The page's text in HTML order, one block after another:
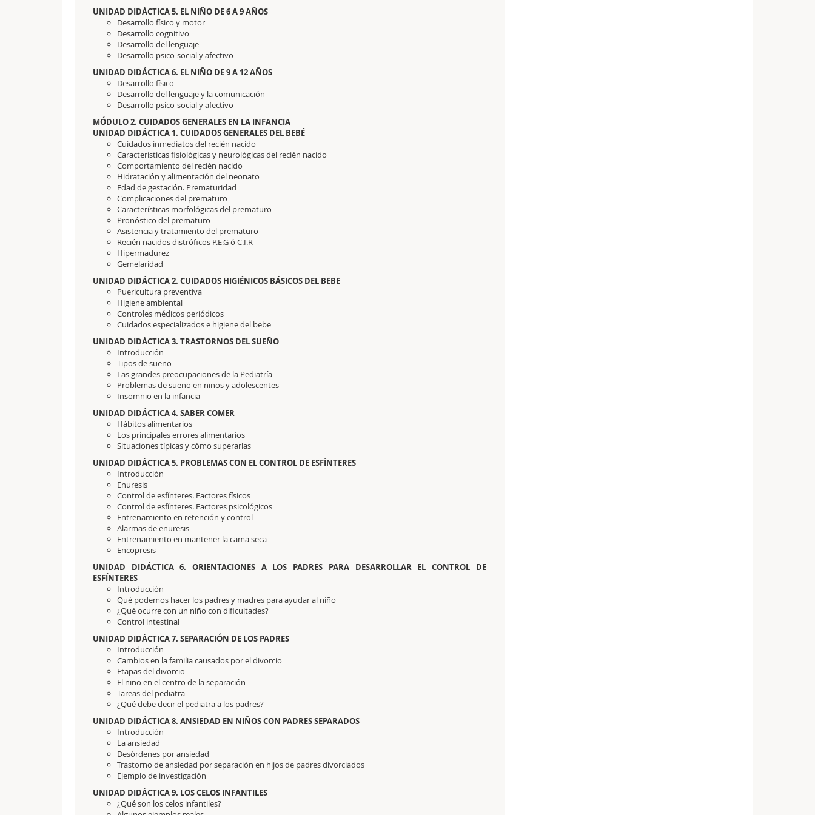
UNIDAD DIDÁCTICA 5. EL NIÑO DE 6 A 9 AÑOS
Desarrollo físico y motor
Desarrollo cognitivo
Desarrollo del lenguaje
Desarrollo psico-social y afectivo
UNIDAD DIDÁCTICA 6. EL NIÑO DE 9 A 12 AÑOS
Desarrollo físico
Desarrollo del lenguaje y la comunicación
Desarrollo psico-social y afectivo
MÓDULO 2. CUIDADOS GENERALES EN LA INFANCIA
UNIDAD DIDÁCTICA 1. CUIDADOS GENERALES DEL BEBÉ
Cuidados inmediatos del recién nacido
Características fisiológicas y neurológicas del recién nacido
Comportamiento del recién nacido
Hidratación y alimentación del neonato
Edad de gestación. Prematuridad
Complicaciones del prematuro
Características morfológicas del prematuro
Pronóstico del prematuro
Asistencia y tratamiento del prematuro
Recién nacidos distróficos P.E.G ó C.I.R
Hipermadurez
Gemelaridad
UNIDAD DIDÁCTICA 2. CUIDADOS HIGIÉNICOS BÁSICOS DEL BEBE
Puericultura preventiva
Higiene ambiental
Controles médicos periódicos
Cuidados especializados e higiene del bebe
UNIDAD DIDÁCTICA 3. TRASTORNOS DEL SUEÑO
Introducción
Tipos de sueño
Las grandes preocupaciones de la Pediatría
Problemas de sueño en niños y adolescentes
Insomnio en la infancia
UNIDAD DIDÁCTICA 4. SABER COMER
Hábitos alimentarios
Los principales errores alimentarios
Situaciones típicas y cómo superarlas
UNIDAD DIDÁCTICA 5. PROBLEMAS CON EL CONTROL DE ESFÍNTERES
Introducción
Enuresis
Control de esfínteres. Factores físicos
Control de esfínteres. Factores psicológicos
Entrenamiento en retención y control
Alarmas de enuresis
Entrenamiento en mantener la cama seca
Encopresis
UNIDAD DIDÁCTICA 6. ORIENTACIONES A LOS PADRES PARA DESARROLLAR EL CONTROL DE
ESFÍNTERES
Introducción
Qué podemos hacer los padres y madres para ayudar al niño
¿Qué ocurre con un niño con dificultades?
Control intestinal
UNIDAD DIDÁCTICA 7. SEPARACIÓN DE LOS PADRES
Introducción
Cambios en la familia causados por el divorcio
Etapas del divorcio
El niño en el centro de la separación
Tareas del pediatra
¿Qué debe decir el pediatra a los padres?
UNIDAD DIDÁCTICA 8. ANSIEDAD EN NIÑOS CON PADRES SEPARADOS
Introducción
La ansiedad
Desórdenes por ansiedad
Trastorno de ansiedad por separación en hijos de padres divorciados
Ejemplo de investigación
UNIDAD DIDÁCTICA 9. LOS CELOS INFANTILES
¿Qué son los celos infantiles?